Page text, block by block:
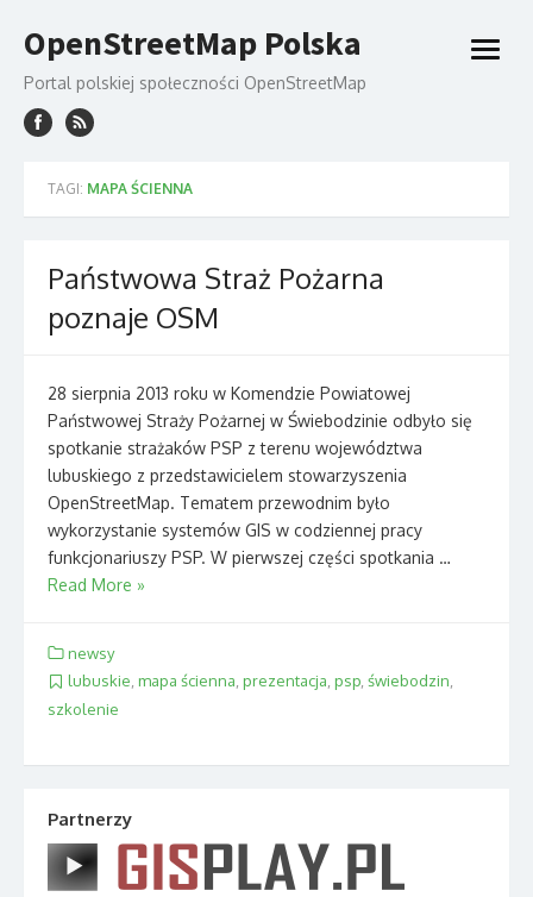
to
content
OpenStreetMap Polska
Portal polskiej społeczności OpenStreetMap
open
TAGI: MAPA ŚCIENNA
Państwowa Straż Pożarna
poznaje OSM
28 sierpnia 2013 roku w Komendzie Powiatowej
Państwowej Straży Pożarnej w Świebodzinie odbyło się
spotkanie strażaków PSP z terenu województwa
lubuskiego z przedstawicielem stowarzyszenia
OpenStreetMap. Tematem przewodnim było
wykorzystanie systemów GIS w codziennej pracy
funkcjonariuszy PSP. W pierwszej części spotkania …
Read More »
newsy
lubuskie, mapa ścienna, prezentacja, psp, świebodzin,
szkolenie
Partnerzy